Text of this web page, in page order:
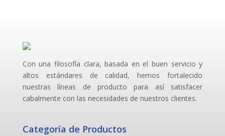
Con una filosofía clara, basada en el buen servicio y
altos estándares de calidad, hemos fortalecido
nuestras líneas de producto para así satisfacer
cabalmente con las necesidades de nuestros clientes.
Categoría de Productos